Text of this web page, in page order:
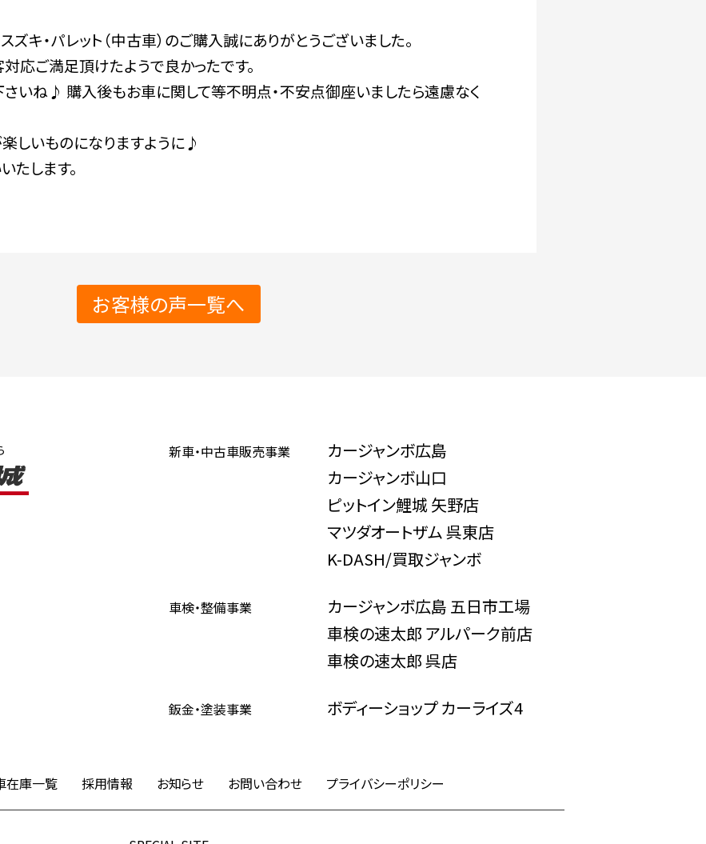
スズキ・パレット（中古車）のご購入誠にありがとうございました。
応ご満足頂けたようで良かったです。
いね♪ 購入後もお車に関して等不明点・不安点御座いましたら遠慮なく
しいものになりますように♪
たします。
お客様の声一覧へ
新車・中古車販売事業
カージャンボ広島
カージャンボ山口
ピットイン鯉城 矢野店
マツダオートザム 呉東店
K-DASH/買取ジャンボ
車検・整備事業
カージャンボ広島 五日市工場
車検の速太郎 アルパーク前店
車検の速太郎 呉店
鈑金・塗装事業 ボディーショップ カーライズ4
在庫一覧 採用情報 お知らせ お問い合わせ プライバシーポリシー